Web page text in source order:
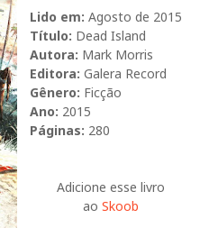
Lido em: Agosto de 2015
Título: Dead Island
Autora: Mark Morris
Editora: Galera Record
Gênero: Ficção
Ano: 2015
Páginas: 280
Adicione esse livro
ao Skoob